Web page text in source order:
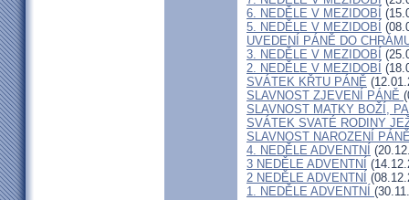
6. NEDĚLE V MEZIDOBÍ
5. NEDĚLE V MEZIDOBÍ
UVEDENÍ PÁNĚ DO
3. NEDĚLE V MEZIDOBÍ
2. NEDĚLE V MEZIDOBÍ
SVÁTEK KŘTU PÁNĚ
SLAVNOST ZJEVENÍ PÁNĚ
SLAVNOST MATKY BOŽÍ,
SVÁTEK SVATÉ RODINY
SLAVNOST NAROZENÍ
4. NEDĚLE ADVENTNÍ
3 NEDĚLE ADVENTNÍ
2 NEDĚLE ADVENTNÍ
1. NEDĚLE ADVENTNÍ